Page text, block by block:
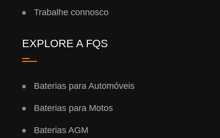
Trabalhe connosco
EXPLORE A FQS
Baterias para Automóveis
Baterias para Motos
Baterias AGM